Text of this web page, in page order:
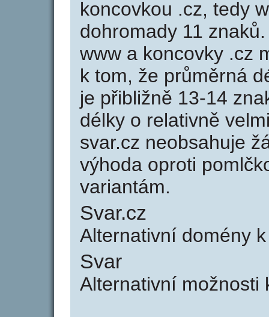
koncovkou .cz, tedy
dohromady 11
www a koncovky .cz
k tom, že průměrná
je přibližně 13-14
délky o relativně
svar.cz neobsahuje
výhoda oproti
variantám.
Svar.cz
Alternativní domény
Svar
Alternativní možnosti